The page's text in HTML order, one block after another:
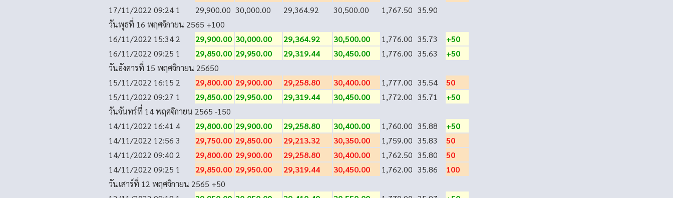
17/11/2022 09:24 1 29,900.00 30,000.00 29,364.92 30,500.00 1,767.50 35.90
วันพุธที่ 16 พฤศจิกายน 2565 +100
16/11/2022 15:34 2 29,900.00 30,000.00 29,364.92 30,500.00 1,776.00 35.73
+50
16/11/2022 09:25 1 29,850.00 29,950.00 29,319.44 30,450.00 1,776.00 35.63
+50
วันอังคารที่ 15 พฤศจิกายน 25650
15/11/2022 16:15 2 29,800.00 29,900.00 29,258.80 30,400.00 1,777.00 35.54
50
15/11/2022 09:27 1 29,850.00 29,950.00 29,319.44 30,450.00 1,772.00 35.71
+50
วันจันทร์ที่ 14 พฤศจิกายน 2565 -150
14/11/2022 16:41 4 29,800.00 29,900.00 29,258.80 30,400.00 1,760.00 35.88
+50
14/11/2022 12:56 3 29,750.00 29,850.00 29,213.32 30,350.00 1,759.00 35.83
50
14/11/2022 09:40 2 29,800.00 29,900.00 29,258.80 30,400.00 1,762.50 35.80
50
14/11/2022 09:25 1 29,850.00 29,950.00 29,319.44 30,450.00 1,762.00 35.86
100
วันเสาร์ที่ 12 พฤศจิกายน 2565 +50